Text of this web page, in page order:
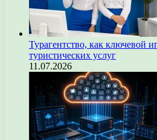
Турагентство, как ключевой
туристических услуг
11.07.2026